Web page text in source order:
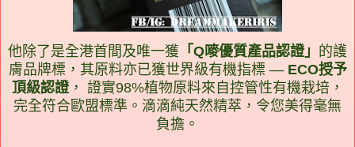
他除了是全港首間及唯一獲 「Q嘜優質產品認證」 的護
膚品牌標，其原料亦已獲世界級有機指標 — ECO授予
頂級認證， 證實98%植物原料來自控管性有機栽培，
完全符合歐盟標準。滴滴純天然精萃，令您美得毫無
負擔。